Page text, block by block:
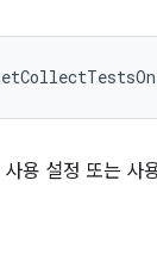
용 설정 또는 사